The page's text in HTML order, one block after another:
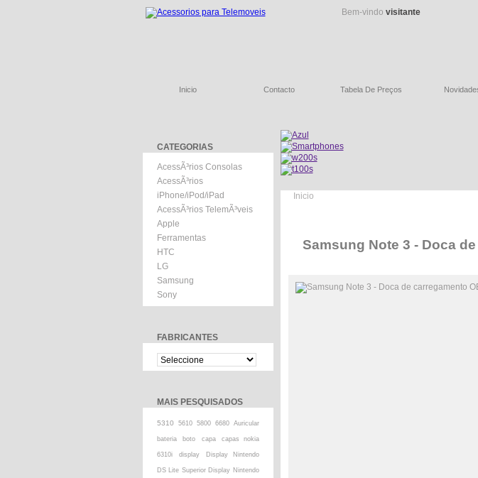
Bem-vindo visitante
Inicio Contacto Tabela De Preços
CATEGORIAS
AcessÃ³rios Consolas
AcessÃ³rios
iPhone/iPod/iPad
AcessÃ³rios TelemÃ³veis
Apple
Ferramentas
HTC
LG
Samsung
Sony
FABRICANTES
MAIS PESQUISADOS
5310 5610 5800 6680 Auricular
bateria boto capa capas nokia
6310i display Display Nintendo
DS Lite Superior Display Nintendo
Inicio
Samsung Note 3 - Doca